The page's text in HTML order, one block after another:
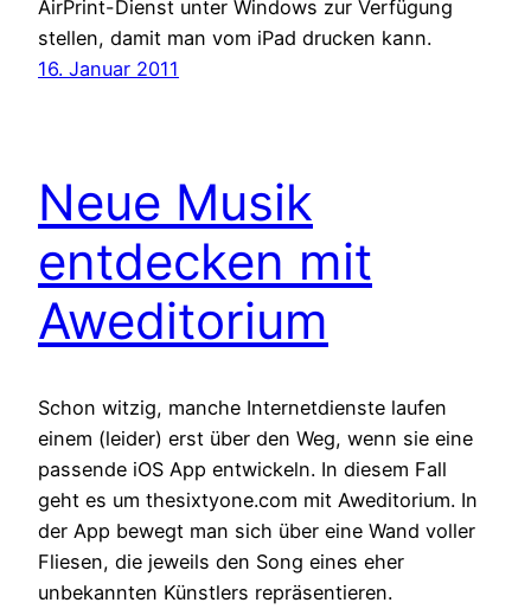
AirPrint-Dienst unter Windows zur Verfügung
stellen, damit man vom iPad drucken kann.
16. Januar 2011
Neue Musik
entdecken mit
Aweditorium
Schon witzig, manche Internetdienste laufen
einem (leider) erst über den Weg, wenn sie eine
passende iOS App entwickeln. In diesem Fall
geht es um thesixtyone.com mit Aweditorium. In
der App bewegt man sich über eine Wand voller
Fliesen, die jeweils den Song eines eher
unbekannten Künstlers repräsentieren.